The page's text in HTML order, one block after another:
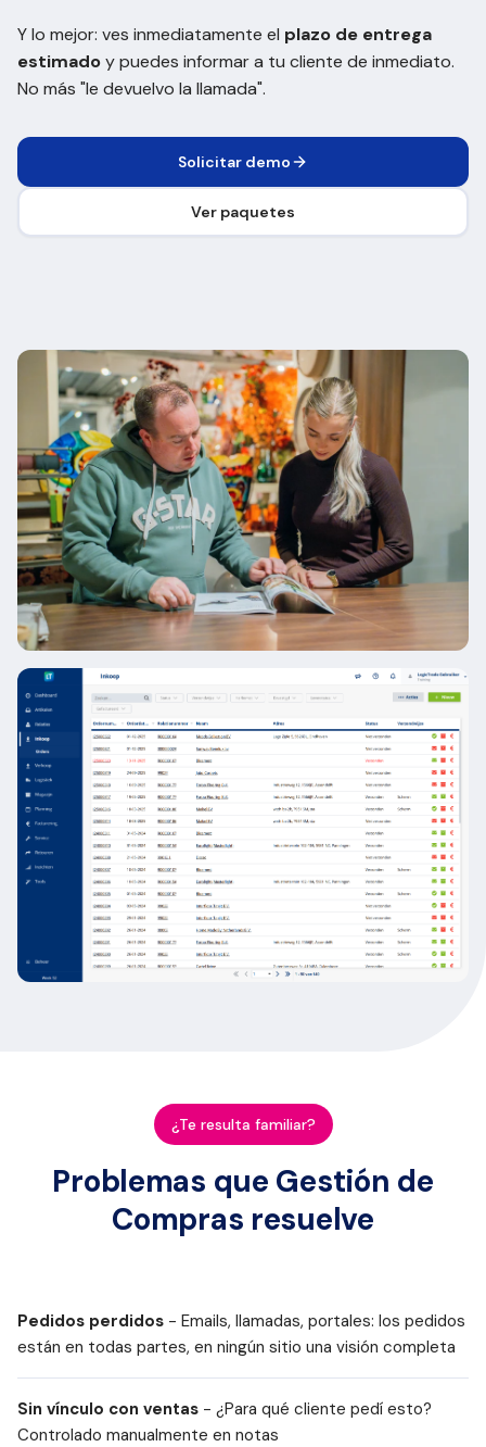
Y lo mejor: ves inmediatamente el plazo de entrega
estimadoy puedes informar a tu cliente de inmediato.
No más "le devuelvo la llamada".
Solicitar demo
Ver paquetes
¿Te resulta familiar?
Problemas que Gestión de
Compras resuelve
Pedidos perdidos - Emails, llamadas, portales: los pedidos
están en todas partes, en ningún sitio una visión completa
Sin vínculo con ventas - ¿Para qué cliente pedí esto?
Controlado manualmente en notas